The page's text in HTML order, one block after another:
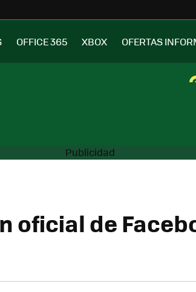
OFFICE 365 XBOX OFERTAS
oficial de